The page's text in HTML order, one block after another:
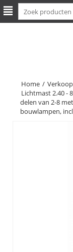
Home / Verkoop
Lichtmast 2.40 -
delen van 2-8
bouwlampen,